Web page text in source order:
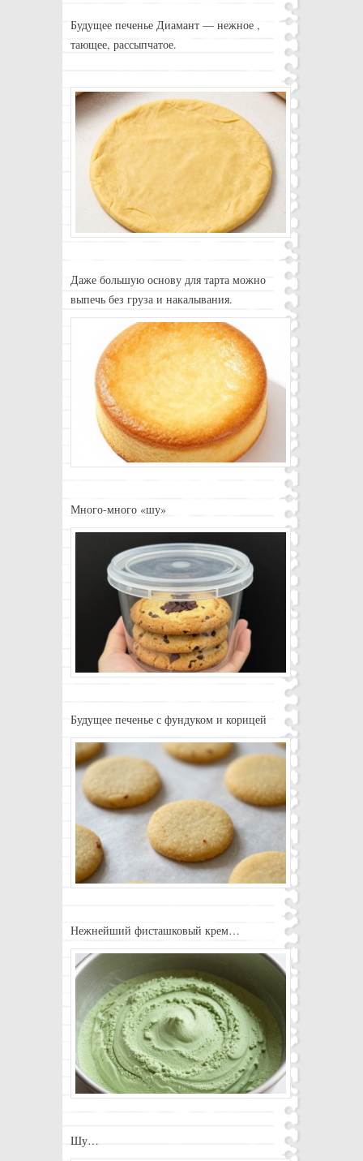
Будущее печенье Диамант — нежное ,
тающее, рассыпчатое.
Даже большую основу для тарта можно
выпечь без груза и накалывания.
Много-много «шу»
Будущее печенье с фундуком и корицей
Нежнейший фисташковый крем…
Шу…